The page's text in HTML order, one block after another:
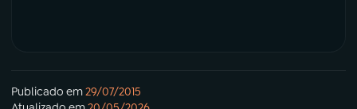
Publicado em29/07/2015